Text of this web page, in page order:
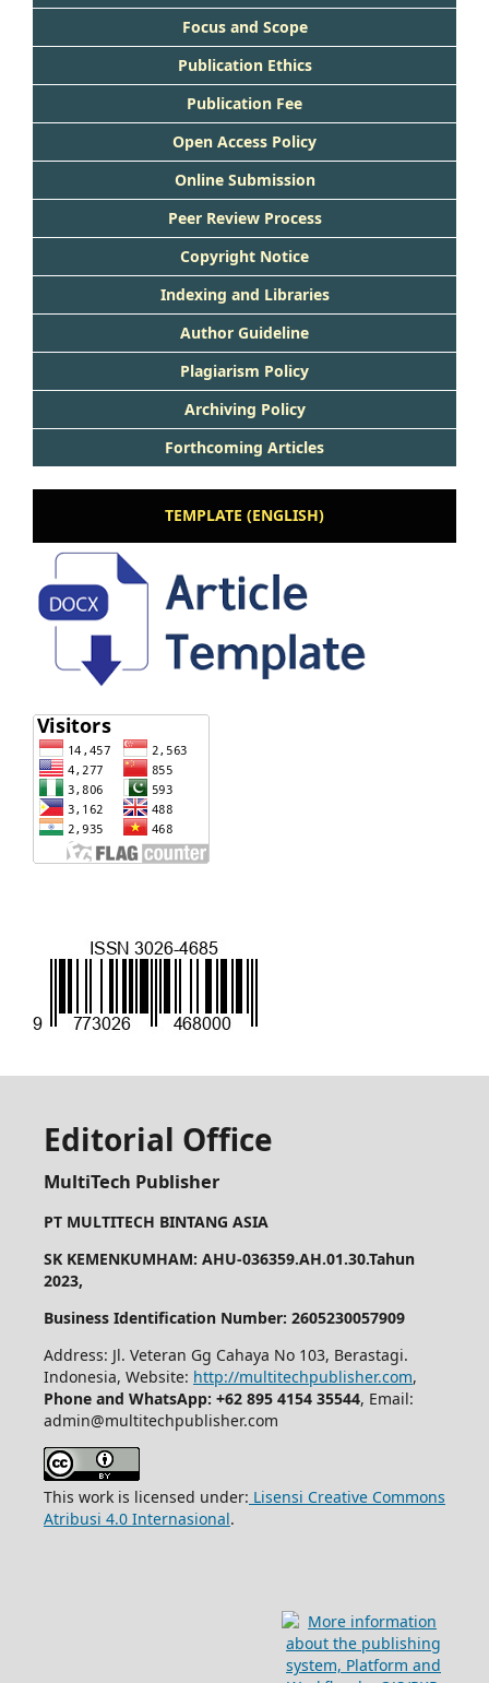
Focus and Scope
Publication Ethics
Publication Fee
Open Access Policy
Online Submission
Peer Review Process
Copyright Notice
Indexing and Libraries
Author Guideline
Plagiarism Policy
Archiving Policy
Forthcoming Articles
TEMPLATE (ENGLISH)
Editorial Office
MultiTech Publisher
PT MULTITECH BINTANG ASIA
SK KEMENKUMHAM: AHU-036359.AH.01.30.Tahun
2023,
Business Identification Number: 2605230057909
Address: Jl. Veteran Gg Cahaya No 103, Berastagi.
Indonesia, Website: http://multitechpublisher.com,
Phone and WhatsApp: +62 895 4154 35544, Email:
admin@multitechpublisher.com
This work is licensed under: Lisensi Creative Commons
Atribusi 4.0 Internasional.